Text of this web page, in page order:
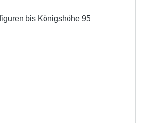
bis Königshöhe 95